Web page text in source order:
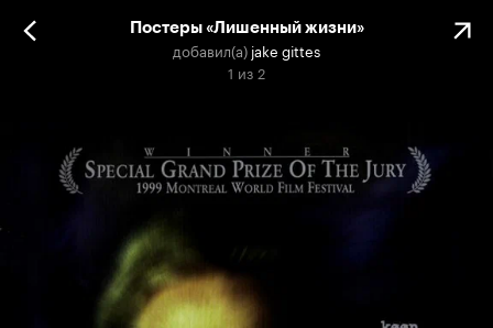
Постеры «Лишенный жизни»
добавил(а) jake gittes
1 из 2